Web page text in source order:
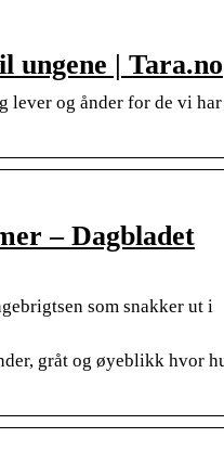
ungene | Tara.no
lever og ånder for de vi har
– Dagbladet
som snakker ut i
gråt og øyeblikk hvor